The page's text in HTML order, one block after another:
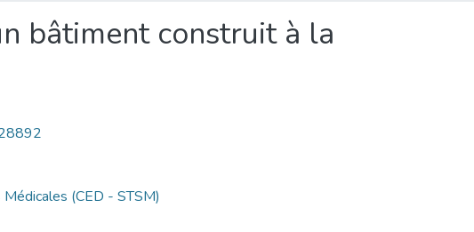
bâtiment construit à la
(CED - STSM)